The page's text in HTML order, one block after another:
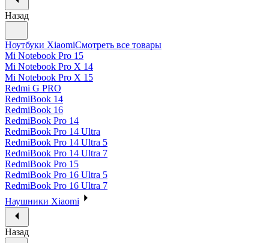
Назад
Ноутбуки XiaomiСмотреть все товары
Mi Notebook Pro 15
Mi Notebook Pro X 14
Mi Notebook Pro X 15
Redmi G PRO
RedmiBook 14
RedmiBook 16
RedmiBook Pro 14
RedmiBook Pro 14 Ultra
RedmiBook Pro 14 Ultra 5
RedmiBook Pro 14 Ultra 7
RedmiBook Pro 15
RedmiBook Pro 16 Ultra 5
RedmiBook Pro 16 Ultra 7
Наушники Xiaomi
Назад